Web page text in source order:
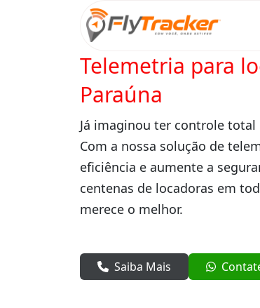
Telemetria para
Paraúna
Já imaginou ter controle
Com a nossa solução de
eficiência e aumente a
centenas de locadoras em
merece o melhor.
Saiba Mais